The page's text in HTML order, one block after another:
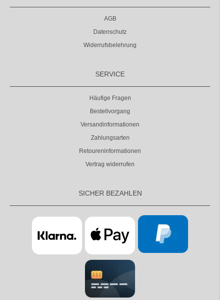
AGB
Datenschutz
Widerrufsbelehrung
SERVICE
Häufige Fragen
Bestellvorgang
Versandinformationen
Zahlungsarten
Retoureninformationen
Vertrag widerrufen
SICHER BEZAHLEN